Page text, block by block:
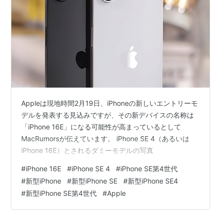
Appleは現地時間2月19日、iPhoneの新しいエントリーモ
デルを発表する見込みですが、その新デバイスの名称は
「iPhone 16E」になる可能性が高まっているとして
MacRumorsが伝えています。 iPhone SE 4（あるいは
iPhone 16E）とされるダミーモデルの写真
#iPhone 16E #iPhone SE 4 #iPhone SE第4世代
#新型iPhone #新型iPhone SE #新型iPhone SE4
#新型iPhone SE第4世代 #Apple